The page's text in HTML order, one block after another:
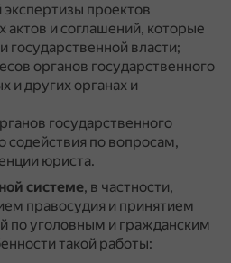
проектов
и соглашений, которые
государственной власти;
органов государственного
и других органах и
государственного
содействия по вопросам,
юриста.
системе, в частности,
правосудия и принятием
по уголовным и гражданским
такой работы: